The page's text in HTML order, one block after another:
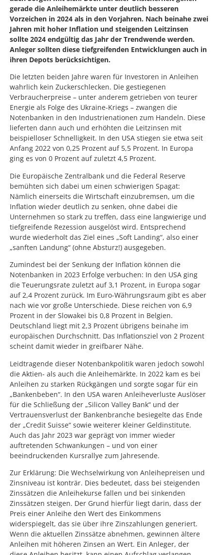
gerade die Anleihemärkte unter deutlich besseren
Vorzeichen in 2024 als in den Vorjahren. Nach beinahe zwei
Jahren mit hoher Inflation und steigenden Leitzinsen
sollte 2024 endgültig das Jahr der Trendwende werden.
Anleger sollten diese tiefgreifenden Entwicklungen auch in
ihren Depots berücksichtigen.
Die letzten beiden Jahre waren für Investoren in Anleihen
wahrlich kein Zuckerschlecken. Die gestiegenen
Verbraucherpreise – unter anderem getrieben von teurer
Energie als Folge des Ukraine-Kriegs – zwangen die
Notenbanken in den Industrienationen zum Handeln. Diese
lieferten dann auch und erhöhten die Leitzinsen mit
beispielloser Schnelligkeit. In den USA stiegen sie etwa seit
Anfang 2022 von 0,25 Prozent auf 5,5 Prozent. In Europa
ging es von 0 Prozent auf zuletzt 4,5 Prozent.
Die Europäische Zentralbank und die Federal Reserve
bemühten sich dabei um einen schwierigen Spagat:
Nämlich einerseits die Wirtschaft einzubremsen, um die
Inflation wieder deutlich zu senken, ohne dabei die
Unternehmen so stark zu treffen, dass eine langwierige und
tiefgreifende Rezession ausgelöst wird. Entsprechend
wurde wiederholt das Ziel eines „Soft Landing“, also einer
„sanften Landung“ (ohne Absturz!) ausgegeben.
Zumindest bei der Senkung der Inflation können die
Notenbanken in 2023 Erfolge verbuchen: In den USA ging
die Teuerungsrate zuletzt auf 3,1 Prozent, in Europa sogar
auf 2,4 Prozent zurück. Im Euro-Währungsraum gibt es aber
nach wie vor große Unterschiede. Diese reichen von 6,9
Prozent in der Slowakei bis 0,8 Prozent in Belgien.
Deutschland liegt mit 2,3 Prozent übrigens beinahe im
europäischen Durchschnitt. Das Inflationsziel von 2 Prozent
scheint damit wieder in greifbarer Nähe.
Leidtragende dieser Notenbankpolitik waren jedoch sowohl
die Aktien- als auch die Anleihemärkte. In 2022 kam es bei
Anleihen zu starken Rückgängen und sorgte sogar für ein
„Bankenbeben“. In den USA waren Anleiheverluste Auslöser
für die Schließung der „Silicon Valley Bank“ und der
Vertrauensverlust der Bankenbranche besiegelte das Ende
der „Credit Suisse“ sowie weiterer kleiner Geldinstitute.
Auch das Jahr 2023 war geprägt von immer wieder
auftretenden Schwankungen – und von einer
beeindruckenden Kursrallye zum Jahresende.
Zur Erklärung: Die Wechselwirkung von Anleihepreisen und
Zinsniveau ist konträr. Dies bedeutet, dass bei steigenden
Zinssätzen die Anleihekurse fallen und bei sinkenden
Zinssätzen steigen. Der Grund hierfür liegt darin, dass der
Preis einer Anleihe den Wert des Einkommens
widerspiegelt, das sie über ihre Zinszahlungen generiert.
Wenn die aktuellen Zinssätze abnehmen, gewinnen ältere
Anleihen mit höheren Zinsen an Wert. Ein Anleger, der